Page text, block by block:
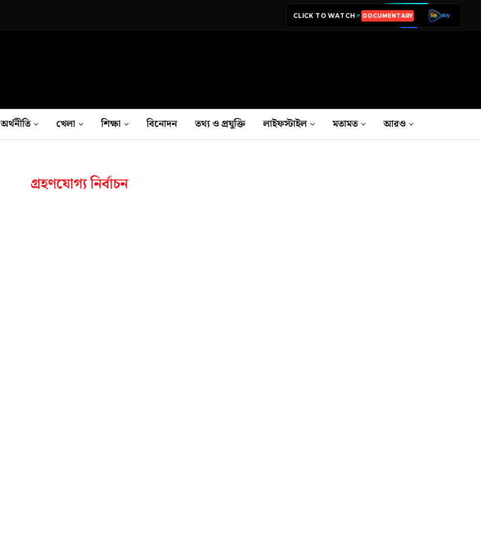
CLICK TO WATCH LIVE TV
অর্থনীতি খেলা শিক্ষা বিনোদন তথ‍্য ও প্রযুক্তি লাইফস্টাইল মতামত আরও
গ্রহণযোগ্য নির্বাচন